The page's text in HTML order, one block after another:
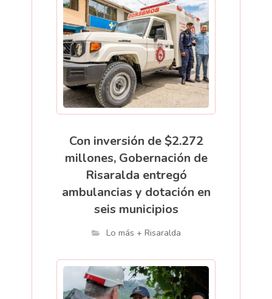
Con inversión de $2.272
millones, Gobernación de
Risaralda entregó
ambulancias y dotación en
seis municipios
Lo más + Risaralda